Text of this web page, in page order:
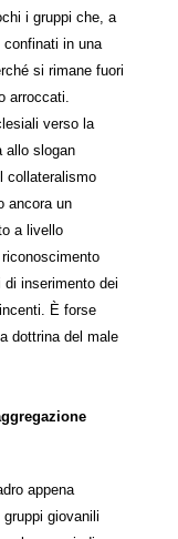
i gruppi che, a
in una
si rimane fuori
arroccati.
verso la
allo slogan
collateralismo
ancora un
a livello
inserimento dei
È forse
dottrina del male
appena
giovanili